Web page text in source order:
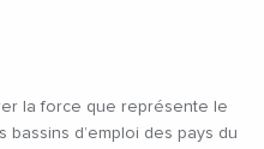
la force que représente le
d’emploi des pays du